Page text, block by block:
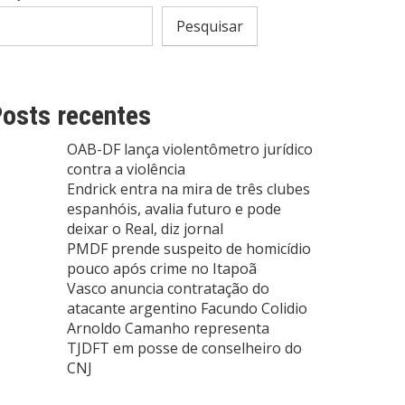
Pesquisar
recentes
OAB-DF lança violentômetro jurídico
contra a violência
Endrick entra na mira de três clubes
espanhóis, avalia futuro e pode
deixar o Real, diz jornal
PMDF prende suspeito de homicídio
pouco após crime no Itapoã
Vasco anuncia contratação do
atacante argentino Facundo Colidio
Arnoldo Camanho representa
TJDFT em posse de conselheiro do
CNJ